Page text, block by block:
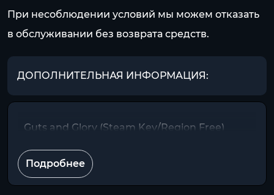
При несоблюдении условий мы можем отказать
в обслуживании без возврата средств.
ДОПОЛНИТЕЛЬНАЯ ИНФОРМАЦИЯ:
Guts and Glory (Steam Key/Region Free)
Подробнее